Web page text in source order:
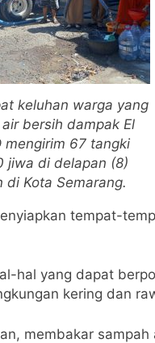
keluhan warga yang
bersih dampak El
mengirim 67 tangki
jiwa di delapan (8)
di Kota Semarang.
tempat-
hal yang dapat
kering dan
membakar